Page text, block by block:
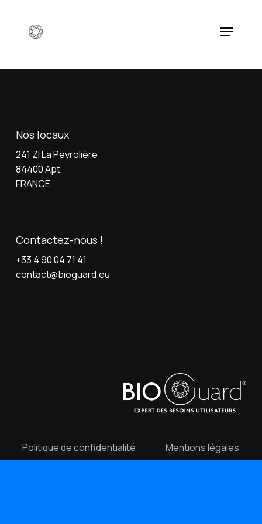
Menu
Nos locaux
241 ZI La Peyrolière
84400 Apt
FRANCE
Contactez-nous !
+33 4 90 04 71 41
contact@bioguard.eu
Politique de confidentialité Mentions légales